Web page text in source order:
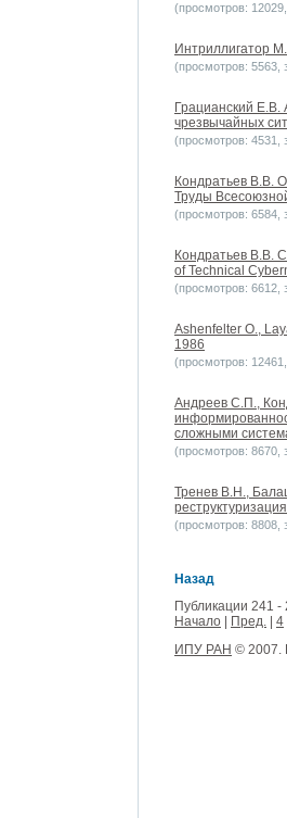
(просмотров:
Интриллигатор
(просмотров: 5563,
Грацианский
чрезвычайных
(просмотров: 4531,
Кондратьев В.В.
Труды
(просмотров: 6584,
Кондратьев В.В.
of Technical
(просмотров: 6612,
Ashenfelter O.,
1986
(просмотров:
Андреев С.П.,
сложными
(просмотров: 8670,
Тренев В.Н.,
(просмотров: 8808,
Назад
Публикации 241 -
Начало
Пред.
4
ИПУ РАН © 2007.